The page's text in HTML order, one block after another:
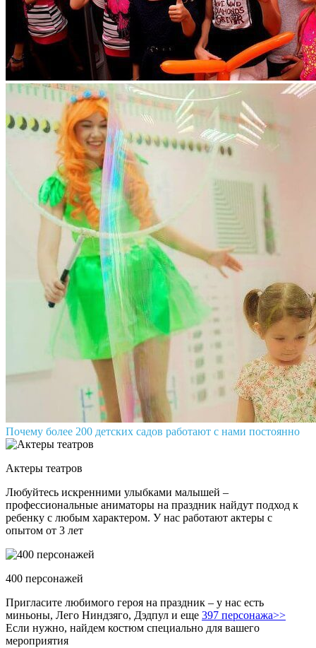
Почему более 200 детских садов работают с нами постоянно
Актеры театров
Любуйтесь искренними улыбками малышей –
профессиональные аниматоры на праздник найдут подход к
ребенку с любым характером. У нас работают актеры с
опытом от 3 лет
400 персонажей
Пригласите любимого героя на праздник – у нас есть
миньоны, Лего Ниндзяго, Дэдпул и еще 397 персонажа>>
Если нужно, найдем костюм специально для вашего
мероприятия